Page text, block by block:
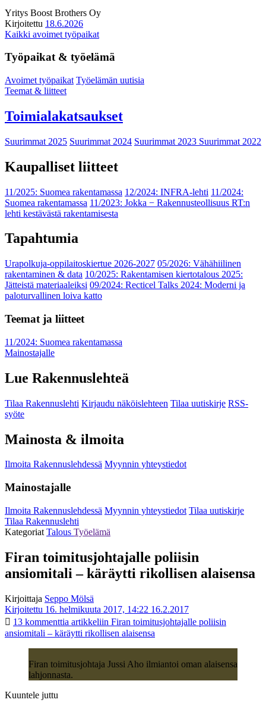
Yritys Boost Brothers Oy
Kirjoitettu 18.6.2026
Kaikki avoimet työpaikat
Työpaikat & työelämä
Avoimet työpaikat Työelämän uutisia
Teemat & liitteet
Toimialakatsaukset
Suurimmat 2025 Suurimmat 2024 Suurimmat 2023 Suurimmat 2022
Kaupalliset liitteet
11/2025: Suomea rakentamassa 12/2024: INFRA-lehti 11/2024:
Suomea rakentamassa 11/2023: Jokka − Rakennusteollisuus RT:n
lehti kestävästä rakentamisesta
Tapahtumia
Urapolkuja-oppilaitoskiertue 2026-2027 05/2026: Vähähiilinen
rakentaminen & data 10/2025: Rakentamisen kiertotalous 2025:
Jätteistä materiaaleiksi 09/2024: Recticel Talks 2024: Moderni ja
paloturvallinen loiva katto
Teemat ja liitteet
11/2024: Suomea rakentamassa
Mainostajalle
Lue Rakennuslehteä
Tilaa Rakennuslehti Kirjaudu näköislehteen Tilaa uutiskirje RSS-
syöte
Mainosta & ilmoita
Ilmoita Rakennuslehdessä Myynnin yhteystiedot
Mainostajalle
Ilmoita Rakennuslehdessä Myynnin yhteystiedot Tilaa uutiskirje
Tilaa Rakennuslehti
Kategoriat Talous Työelämä
Firan toimitusjohtajalle poliisin
ansiomitali – käräytti rikollisen alaisensa
Kirjoittaja Seppo Mölsä
Kirjoitettu 16. helmikuuta 2017, 14:22 16.2.2017
13 kommenttia artikkeliin Firan toimitusjohtajalle poliisin
ansiomitali – käräytti rikollisen alaisensa
Firan toimitusjohtaja Jussi Aho ilmiantoi oman alaisensa
lahjonnasta.
Kuuntele juttu